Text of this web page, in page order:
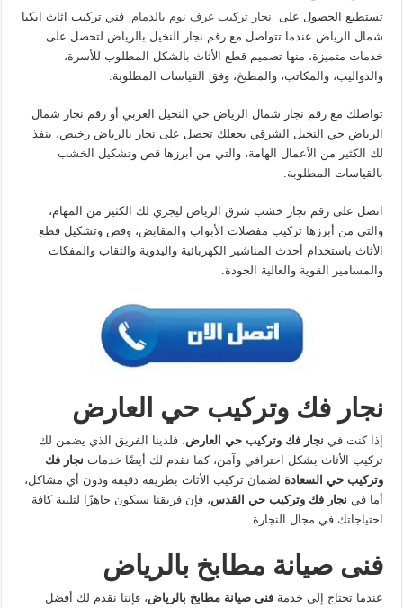
تستطيع الحصول على نجار تركيب غرف نوم بالدمام فني تركيب اثاث ايكيا
شمال الرياض عندما تتواصل مع رقم نجار النخيل بالرياض لتحصل على
خدمات متميزة، منها تصميم قطع الأثاث بالشكل المطلوب للأسرة،
والدواليب، والمكاتب، والمطبخ، وفق القياسات المطلوبة.
تواصلك مع رقم نجار شمال الرياض حي النخيل الغربي أو رقم نجار شمال
الرياض حي النخيل الشرقي يجعلك تحصل على نجار بالرياض رخيص، ينفذ
لك الكثير من الأعمال الهامة، والتي من أبرزها قص وتشكيل الخشب
بالقياسات المطلوبة.
اتصل على رقم نجار خشب شرق الرياض ليجري لك الكثير من المهام،
والتي من أبرزها تركيب مفصلات الأبواب والمقابض، وقص وتشكيل قطع
الأثاث باستخدام أحدث المناشير الكهربائية واليدوية والثقاب والمفكات
والمسامير القوية والعالية الجودة.
نجار فك وتركيب حي العارض
إذا كنت في نجار فك وتركيب حي العارض، فلدينا الفريق الذي يضمن لك
تركيب الأثاث بشكل احترافي وآمن، كما نقدم لك أيضًا خدمات نجار فك
وتركيب حي السعادة لضمان تركيب الأثاث بطريقة دقيقة ودون أي مشاكل،
أما في نجار فك وتركيب حي القدس، فإن فريقنا سيكون جاهزًا لتلبية كافة
احتياجاتك في مجال النجارة.
فنى صيانة مطابخ بالرياض
عندما تحتاج إلى خدمةفنى صيانة مطابخ بالرياض، فإننا نقدم لك أفضل